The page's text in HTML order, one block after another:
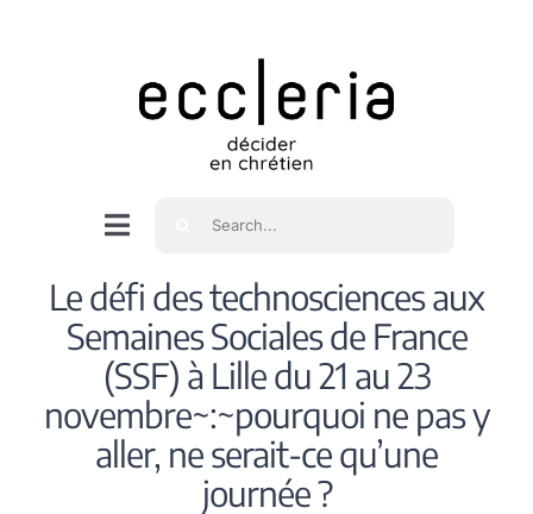
Navigation
à
bascule
Accueil
Qui sommes nous ?
Intéressés
Rechercher
Le défi des technosciences aux
Semaines Sociales de France
(SSF) à Lille du 21 au 23
novembre~:~pourquoi ne pas y
aller, ne serait-ce qu’une
journée ?